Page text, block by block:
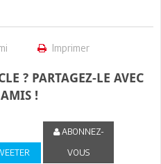
Imprimer
? PARTAGEZ-LE AVEC
!
ABONNEZ-
VOUS